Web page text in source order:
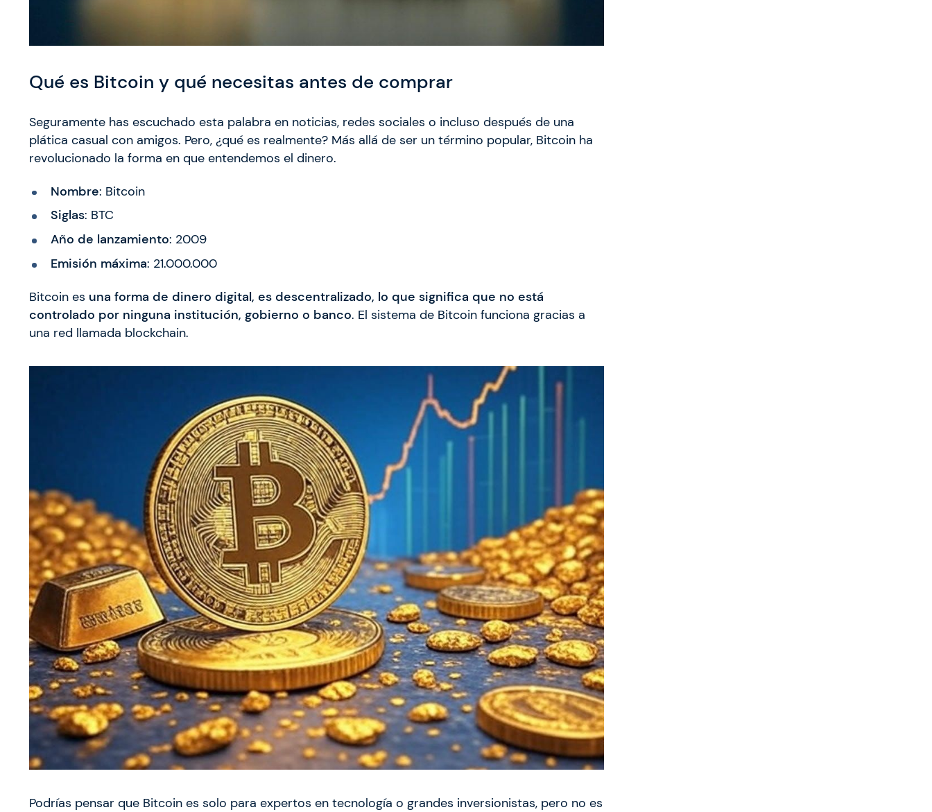
Qué es Bitcoin y qué necesitas antes de comprar
Seguramente has escuchado esta palabra en noticias, redes sociales o incluso después de una
plática casual con amigos. Pero, ¿qué es realmente? Más allá de ser un término popular, Bitcoin ha
revolucionado la forma en que entendemos el dinero.
Nombre: Bitcoin
Siglas: BTC
Año de lanzamiento: 2009
Emisión máxima: 21.000.000
Bitcoin es una forma de dinero digital, es descentralizado, lo que significa que no está
controlado por ninguna institución, gobierno o banco. El sistema de Bitcoin funciona gracias a
una red llamada blockchain.
Podrías pensar que Bitcoin es solo para expertos en tecnología o grandes inversionistas, pero no es